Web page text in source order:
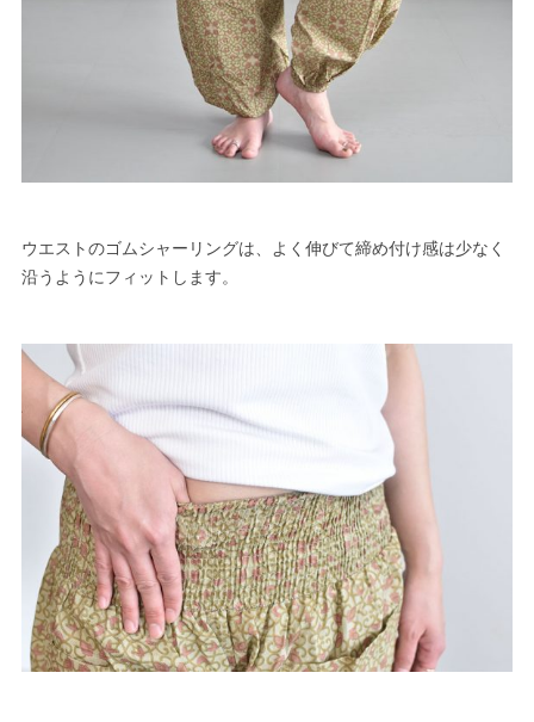
ウエストのゴムシャーリングは、よく伸びて締め付け感は少なく
沿うようにフィットします。